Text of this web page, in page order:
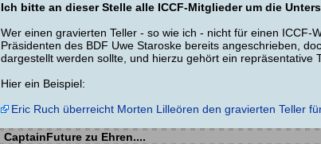
Ich bitte an dieser Stelle alle ICCF-Mitglieder um die
Wer einen gravierten Teller - so wie ich - nicht für einen
Präsidenten des BDF Uwe Staroske bereits angeschrieben,
dargestellt werden sollte, und hierzu gehört ein repräsentative
Hier ein Beispiel:
Eric Ruch überreicht Morten Lilleören den gravierten Teller
CaptainFuture zu Ehren....